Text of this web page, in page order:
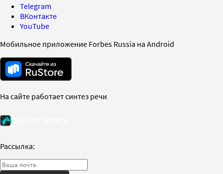
Telegram
ВКонтакте
YouTube
Мобильное приложение Forbes Russia на Android
На сайте работает синтез речи
Рассылка: